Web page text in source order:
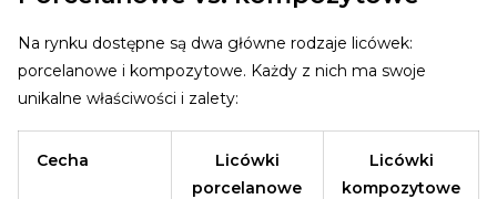
Na rynku dostępne są dwa główne rodzaje licówek:
porcelanowe i kompozytowe. Każdy z nich ma swoje
unikalne właściwości i zalety:
Cecha
Licówki
porcelanowe
Licówki
kompozytowe